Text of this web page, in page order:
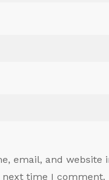
email, and website
time I comment.